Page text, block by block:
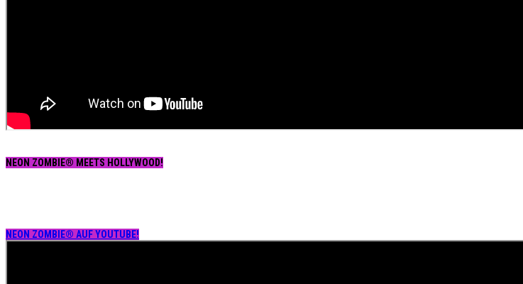
NEON ZOMBIE® MEETS HOLLYWOOD!
NEON ZOMBIE® AUF YOUTUBE!